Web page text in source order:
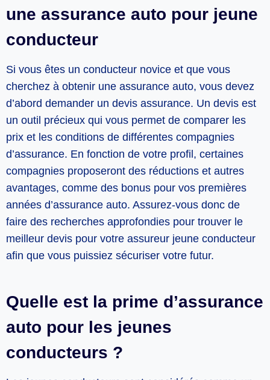
une assurance auto pour jeune
conducteur
Si vous êtes un conducteur novice et que vous
cherchez à obtenir une assurance auto, vous devez
d’abord demander un devis assurance. Un devis est
un outil précieux qui vous permet de comparer les
prix et les conditions de différentes compagnies
d’assurance. En fonction de votre profil, certaines
compagnies proposeront des réductions et autres
avantages, comme des bonus pour vos premières
années d’assurance auto. Assurez-vous donc de
faire des recherches approfondies pour trouver le
meilleur devis pour votre assureur jeune conducteur
afin que vous puissiez sécuriser votre futur.
Quelle est la prime d’assurance
auto pour les jeunes
conducteurs ?